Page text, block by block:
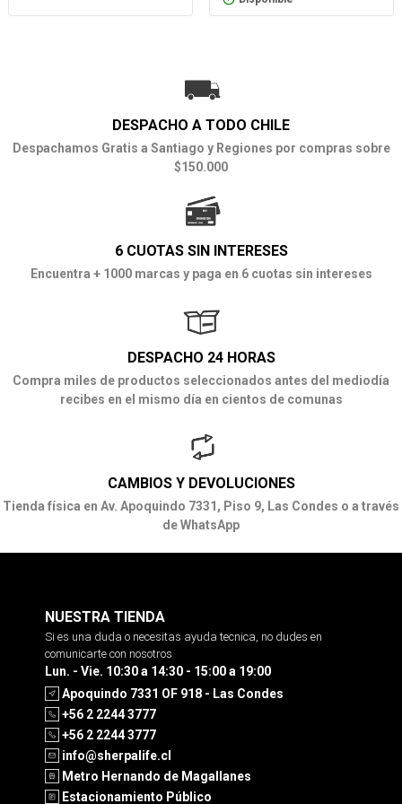
DESPACHO A TODO CHILE
Despachamos Gratis a Santiago y Regiones por compras sobre
$150.000
6 CUOTAS SIN INTERESES
Encuentra + 1000 marcas y paga en 6 cuotas sin intereses
DESPACHO 24 HORAS
Compra miles de productos seleccionados antes del mediodía
recibes en el mismo día en cientos de comunas
CAMBIOS Y DEVOLUCIONES
Tienda física en Av. Apoquindo 7331, Piso 9, Las Condes o a través
de WhatsApp
NUESTRA TIENDA
Si es una duda o necesitas ayuda tecnica, no dudes en
comunicarte con nosotros
Lun. - Vie. 10:30 a 14:30 - 15:00 a 19:00
Apoquindo 7331 OF 918 - Las Condes
+56 2 2244 3777
+56 2 2244 3777
info@sherpalife.cl
Metro Hernando de Magallanes
Estacionamiento Público